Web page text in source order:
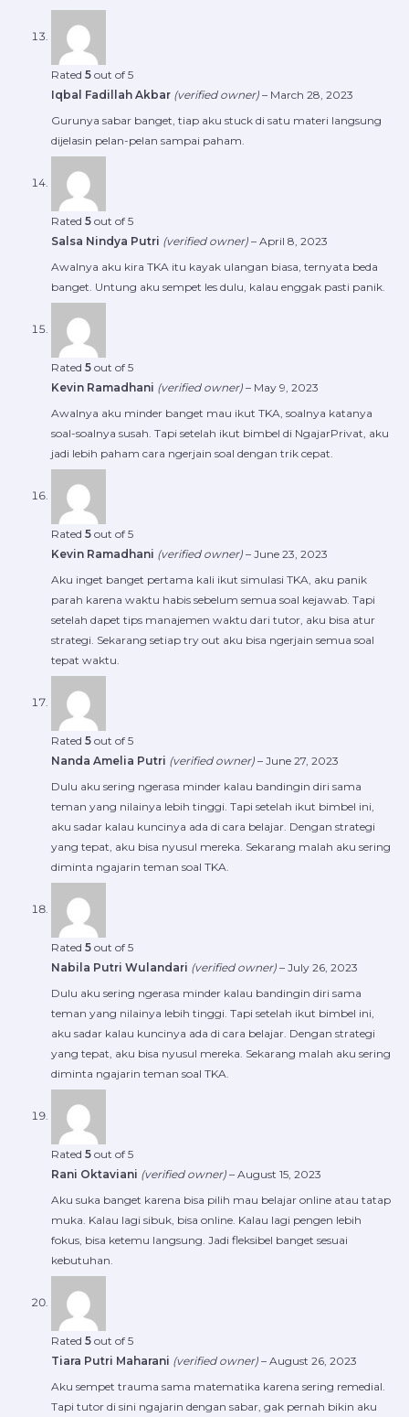
Rated 5 out of 5
Iqbal Fadillah Akbar (verified owner) – March 28, 2023
Gurunya sabar banget, tiap aku stuck di satu materi langsung
dijelasin pelan-pelan sampai paham.
Rated 5 out of 5
Salsa Nindya Putri (verified owner) – April 8, 2023
Awalnya aku kira TKA itu kayak ulangan biasa, ternyata beda
banget. Untung aku sempet les dulu, kalau enggak pasti panik.
Rated 5 out of 5
Kevin Ramadhani (verified owner) – May 9, 2023
Awalnya aku minder banget mau ikut TKA, soalnya katanya
soal-soalnya susah. Tapi setelah ikut bimbel di NgajarPrivat, aku
jadi lebih paham cara ngerjain soal dengan trik cepat.
Rated 5 out of 5
Kevin Ramadhani (verified owner) – June 23, 2023
Aku inget banget pertama kali ikut simulasi TKA, aku panik
parah karena waktu habis sebelum semua soal kejawab. Tapi
setelah dapet tips manajemen waktu dari tutor, aku bisa atur
strategi. Sekarang setiap try out aku bisa ngerjain semua soal
tepat waktu.
Rated 5 out of 5
Nanda Amelia Putri (verified owner) – June 27, 2023
Dulu aku sering ngerasa minder kalau bandingin diri sama
teman yang nilainya lebih tinggi. Tapi setelah ikut bimbel ini,
aku sadar kalau kuncinya ada di cara belajar. Dengan strategi
yang tepat, aku bisa nyusul mereka. Sekarang malah aku sering
diminta ngajarin teman soal TKA.
Rated 5 out of 5
Nabila Putri Wulandari (verified owner) – July 26, 2023
Dulu aku sering ngerasa minder kalau bandingin diri sama
teman yang nilainya lebih tinggi. Tapi setelah ikut bimbel ini,
aku sadar kalau kuncinya ada di cara belajar. Dengan strategi
yang tepat, aku bisa nyusul mereka. Sekarang malah aku sering
diminta ngajarin teman soal TKA.
Rated 5 out of 5
Rani Oktaviani (verified owner) – August 15, 2023
Aku suka banget karena bisa pilih mau belajar online atau tatap
muka. Kalau lagi sibuk, bisa online. Kalau lagi pengen lebih
fokus, bisa ketemu langsung. Jadi fleksibel banget sesuai
kebutuhan.
Rated 5 out of 5
Tiara Putri Maharani (verified owner) – August 26, 2023
Aku sempet trauma sama matematika karena sering remedial.
Tapi tutor di sini ngajarin dengan sabar, gak pernah bikin aku